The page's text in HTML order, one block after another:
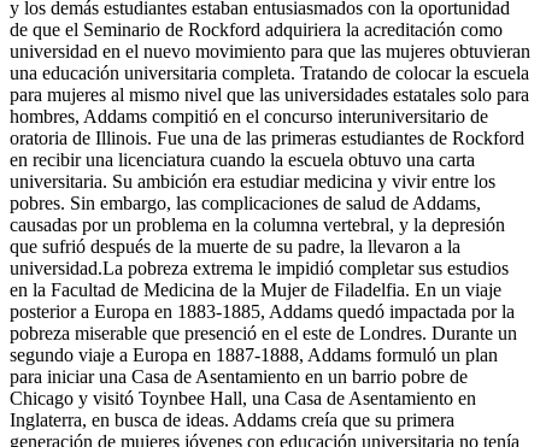
y los demás estudiantes estaban entusiasmados con la oportunidad
de que el Seminario de Rockford adquiriera la acreditación como
universidad en el nuevo movimiento para que las mujeres obtuvieran
una educación universitaria completa. Tratando de colocar la escuela
para mujeres al mismo nivel que las universidades estatales solo para
hombres, Addams compitió en el concurso interuniversitario de
oratoria de Illinois. Fue una de las primeras estudiantes de Rockford
en recibir una licenciatura cuando la escuela obtuvo una carta
universitaria. Su ambición era estudiar medicina y vivir entre los
pobres. Sin embargo, las complicaciones de salud de Addams,
causadas por un problema en la columna vertebral, y la depresión
que sufrió después de la muerte de su padre, la llevaron a la
universidad.La pobreza extrema le impidió completar sus estudios
en la Facultad de Medicina de la Mujer de Filadelfia. En un viaje
posterior a Europa en 1883-1885, Addams quedó impactada por la
pobreza miserable que presenció en el este de Londres. Durante un
segundo viaje a Europa en 1887-1888, Addams formuló un plan
para iniciar una Casa de Asentamiento en un barrio pobre de
Chicago y visitó Toynbee Hall, una Casa de Asentamiento en
Inglaterra, en busca de ideas. Addams creía que su primera
generación de mujeres jóvenes con educación universitaria no tenía